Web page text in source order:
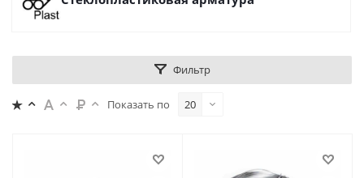
Фильтр
Показать по 20